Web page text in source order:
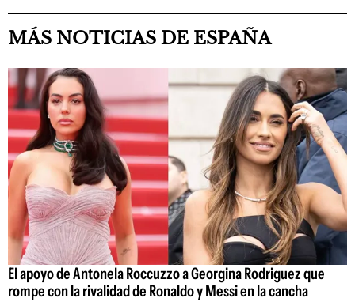
MÁS NOTICIAS DE ESPAÑA
El apoyo de Antonela Roccuzzo a Georgina Rodriguez que
rompe con la rivalidad de Ronaldo y Messi en la cancha